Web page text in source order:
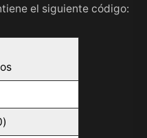
el siguiente código: